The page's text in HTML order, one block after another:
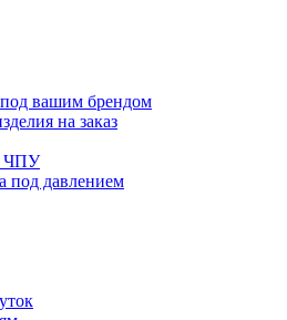
вашим брендом
на заказ
ЧПУ
под давлением